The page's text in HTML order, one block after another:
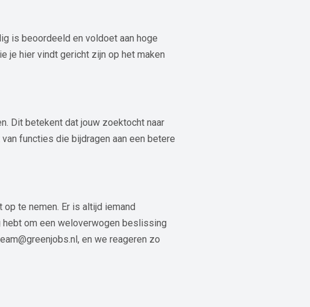
is beoordeeld en voldoet aan hoge
je hier vindt gericht zijn op het maken
Dit betekent dat jouw zoektocht naar
functies die bijdragen aan een betere
te nemen. Er is altijd iemand
om een weloverwogen beslissing
en we reageren zo